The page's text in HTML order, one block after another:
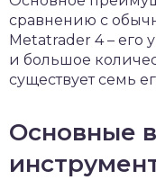
сравнению с
Metatrader 4 – его
и большое
существует семь
Основные